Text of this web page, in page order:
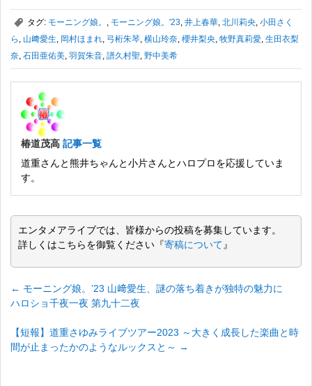
, タグ: モーニング娘。 , モーニング娘。'23, 井上春華, 北川莉央, 小田さく
ら , 山﨑愛生, 岡村ほまれ, 弓桁朱琴, 横山玲奈, 櫻井梨央, 牧野真莉愛, 生田衣梨
奈, 石田亜佑美, 羽賀朱音, 譜久村聖, 野中美希
椿道茂高 記事一覧
道重さんと熊井ちゃんと小片さんとハロプロを応援していま
す。
エンタメアライブでは、皆様からの投稿を募集しています。
詳しくはこちらを御覧ください『寄稿について』
← モーニング娘。’23 山﨑愛生、謎の落ち着きが独特の魅力に
ハロショ千夜一夜 第九十二夜
【短報】道重さゆみライブツアー2023 ～大きく成長した楽曲と時
間が止まったかのようなルックスと～ →